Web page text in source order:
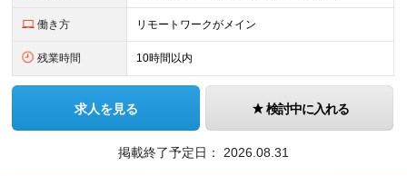
働き方 リモートワークがメイン
残業時間 10時間以内
求人を見る 検討中に入れる
掲載終了予定日： 2026.08.31